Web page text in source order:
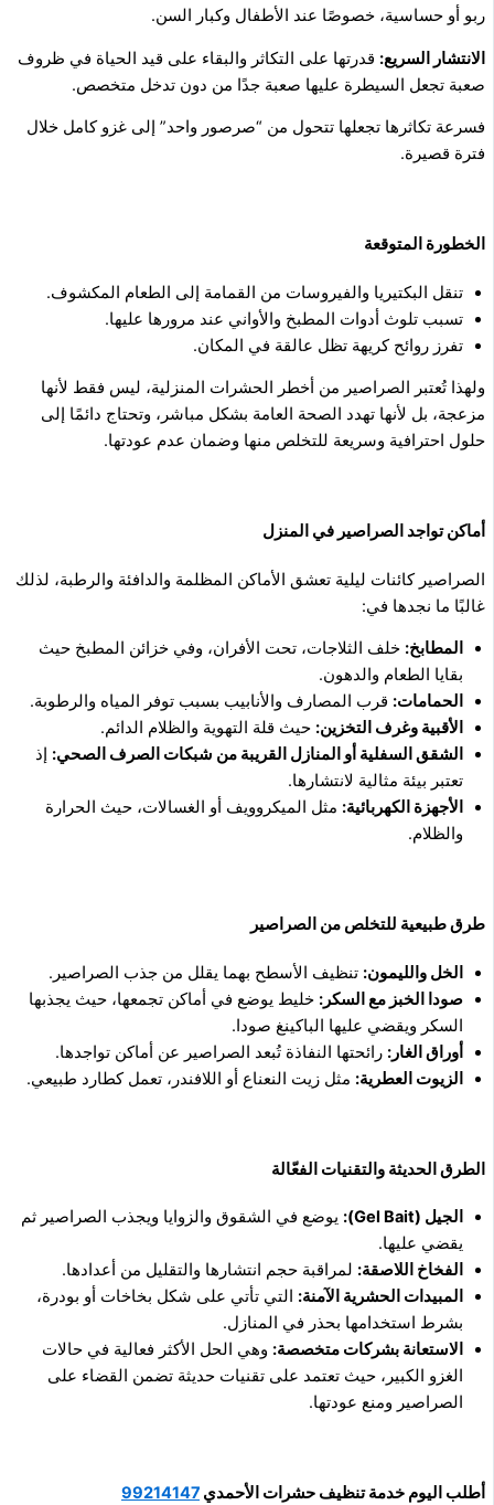
ربو أو حساسية، خصوصًا عند الأطفال وكبار السن.
الانتشار السريع: قدرتها على التكاثر والبقاء على قيد الحياة في ظروف
صعبة تجعل السيطرة عليها صعبة جدًا من دون تدخل متخصص.
فسرعة تكاثرها تجعلها تتحول من “صرصور واحد” إلى غزو كامل خلال
فترة قصيرة.
الخطورة المتوقعة
تنقل البكتيريا والفيروسات من القمامة إلى الطعام المكشوف.
تسبب تلوث أدوات المطبخ والأواني عند مرورها عليها.
تفرز روائح كريهة تظل عالقة في المكان.
ولهذا تُعتبر الصراصير من أخطر الحشرات المنزلية، ليس فقط لأنها
مزعجة، بل لأنها تهدد الصحة العامة بشكل مباشر، وتحتاج دائمًا إلى
حلول احترافية وسريعة للتخلص منها وضمان عدم عودتها.
أماكن تواجد الصراصير في المنزل
الصراصير كائنات ليلية تعشق الأماكن المظلمة والدافئة والرطبة، لذلك
غالبًا ما نجدها في:
المطابخ: خلف الثلاجات، تحت الأفران، وفي خزائن المطبخ حيث
بقايا الطعام والدهون.
الحمامات: قرب المصارف والأنابيب بسبب توفر المياه والرطوبة.
الأقبية وغرف التخزين: حيث قلة التهوية والظلام الدائم.
الشقق السفلية أو المنازل القريبة من شبكات الصرف الصحي: إذ
تعتبر بيئة مثالية لانتشارها.
الأجهزة الكهربائية: مثل الميكروويف أو الغسالات، حيث الحرارة
والظلام.
طرق طبيعية للتخلص من الصراصير
الخل والليمون: تنظيف الأسطح بهما يقلل من جذب الصراصير.
صودا الخبز مع السكر: خليط يوضع في أماكن تجمعها، حيث يجذبها
السكر ويقضي عليها الباكينغ صودا.
أوراق الغار: رائحتها النفاذة تُبعد الصراصير عن أماكن تواجدها.
الزيوت العطرية: مثل زيت النعناع أو اللافندر، تعمل كطارد طبيعي.
الطرق الحديثة والتقنيات الفعّالة
الجيل (Gel Bait
): يوضع في الشقوق والزوايا ويجذب الصراصير ثم
يقضي عليها.
الفخاخ اللاصقة: لمراقبة حجم انتشارها والتقليل من أعدادها.
المبيدات الحشرية الآمنة: التي تأتي على شكل بخاخات أو بودرة،
بشرط استخدامها بحذر في المنازل.
الاستعانة بشركات متخصصة: وهي الحل الأكثر فعالية في حالات
الغزو الكبير، حيث تعتمد على تقنيات حديثة تضمن القضاء على
الصراصير ومنع عودتها.
أطلب اليوم خدمة تنظيف حشرات الأحمدي 99214147